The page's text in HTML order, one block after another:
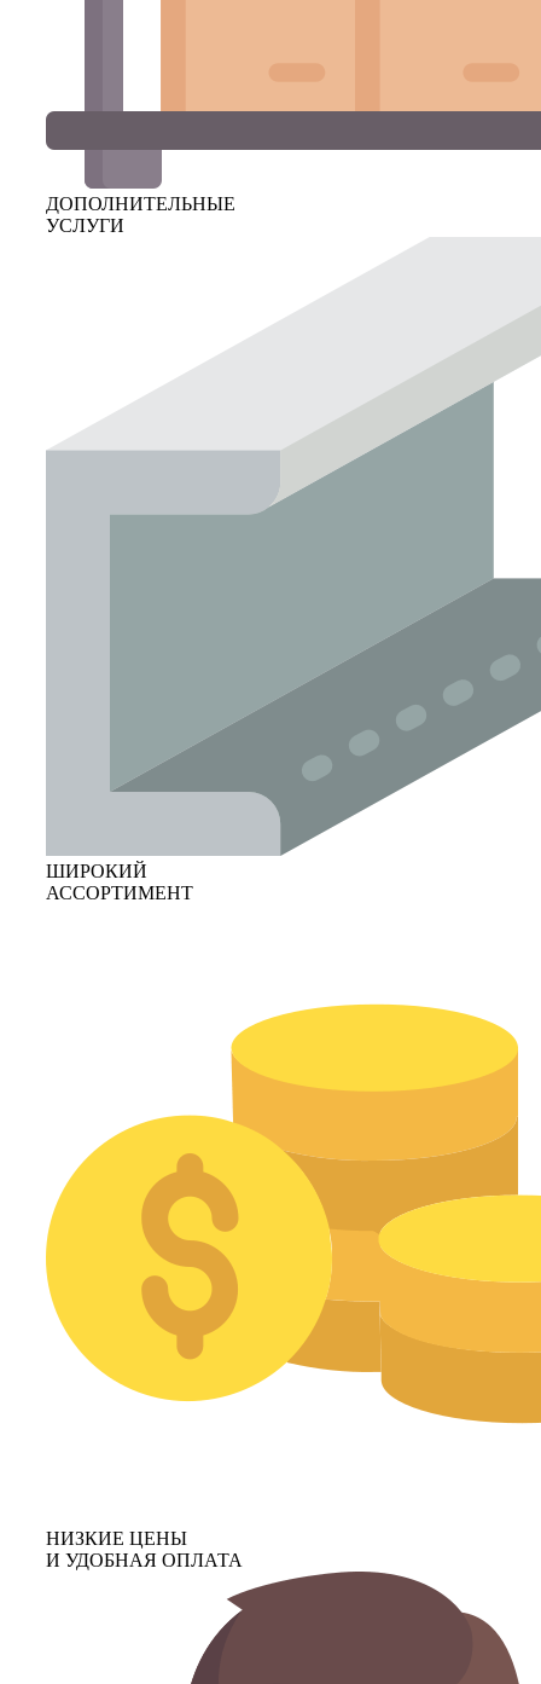
ДОПОЛНИТЕЛЬНЫЕ
УСЛУГИ
ШИРОКИЙ
АССОРТИМЕНТ
НИЗКИЕ ЦЕНЫ
И УДОБНАЯ ОПЛАТА